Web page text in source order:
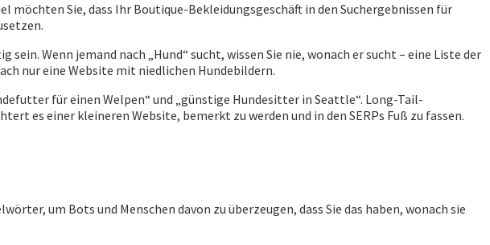
möchten Sie, dass Ihr Boutique-Bekleidungsgeschäft in den Suchergebnissen für
Wenn jemand nach „Hund“ sucht, wissen Sie nie, wonach er sucht – eine Liste der
nur eine Website mit niedlichen Hundebildern.
für einen Welpen“ und „günstige Hundesitter in Seattle“. Long-Tail-
es einer kleineren Website, bemerkt zu werden und in den SERPs Fuß zu fassen.
um Bots und Menschen davon zu überzeugen, dass Sie das haben, wonach sie